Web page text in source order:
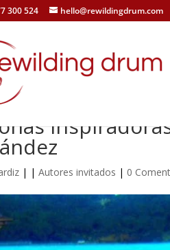
300 524 hello@rewildingdrum.com
| |Autores invitados | 0